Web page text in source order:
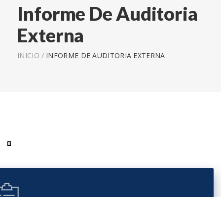
Informe De Auditoria
Externa
INICIO / INFORME DE AUDITORIA EXTERNA